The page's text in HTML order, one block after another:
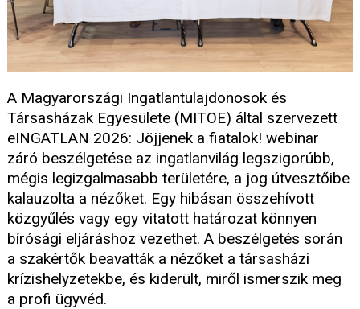
A Magyarországi Ingatlantulajdonosok és
Társasházak Egyesülete (MITOE) által szervezett
eINGATLAN 2026: Jöjjenek a fiatalok! webinar
záró beszélgetése az ingatlanvilág legszigorúbb,
mégis legizgalmasabb területére, a jog útvesztőibe
kalauzolta a nézőket. Egy hibásan összehívott
közgyűlés vagy egy vitatott határozat könnyen
bírósági eljáráshoz vezethet. A beszélgetés során
a szakértők beavatták a nézőket a társasházi
krízishelyzetekbe, és kiderült, miről ismerszik meg
a profi ügyvéd.